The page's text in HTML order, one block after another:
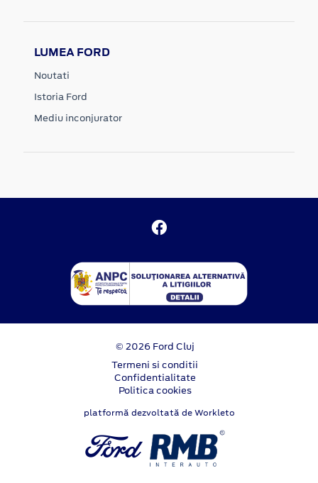
LUMEA FORD
Noutati
Istoria Ford
Mediu inconjurator
© 2026 Ford Cluj
Termeni si conditii
Confidentialitate
Politica cookies
platformă dezvoltată de Workleto